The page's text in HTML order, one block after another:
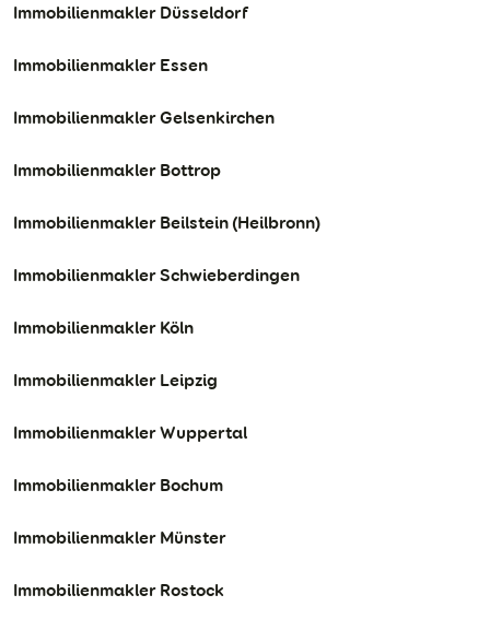
Immobilienmakler Düsseldorf
Immobilienmakler Essen
Immobilienmakler Gelsenkirchen
Immobilienmakler Bottrop
Immobilienmakler Beilstein (Heilbronn)
Immobilienmakler Schwieberdingen
Immobilienmakler Köln
Immobilienmakler Leipzig
Immobilienmakler Wuppertal
Immobilienmakler Bochum
Immobilienmakler Münster
Immobilienmakler Rostock